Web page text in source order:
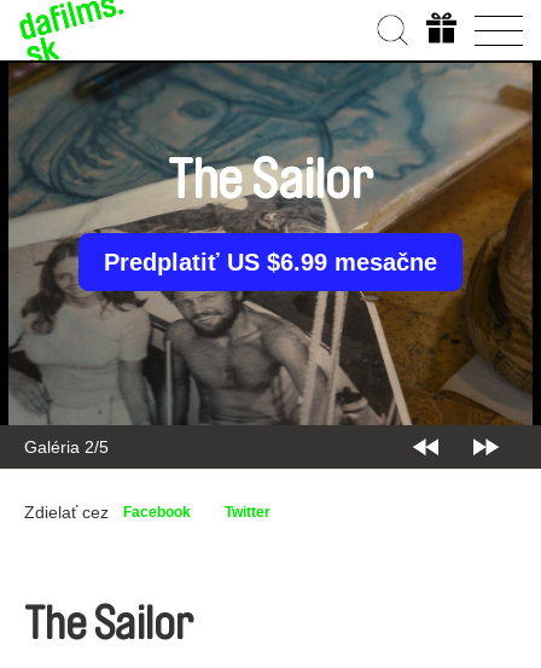
Galéria 2/5
The Sailor
Predplatiť US $6.99 mesačne
Zdielať cez Facebook Twitter
The Sailor